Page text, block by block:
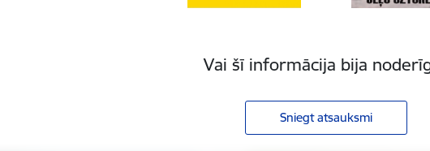
Vai šī informācija bija
Sniegt atsauksmi